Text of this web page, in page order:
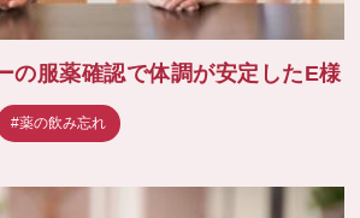
の服薬確認で体調が安定したE様
#薬の飲み忘れ